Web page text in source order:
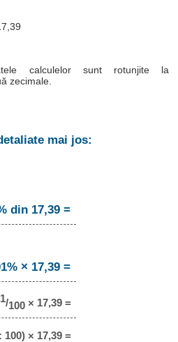
calculelor sunt rotunjite la
zecimale.
mai jos:
din 17,39 =
× 17,39 =
/100× 17,39 =
100) × 17,39 =